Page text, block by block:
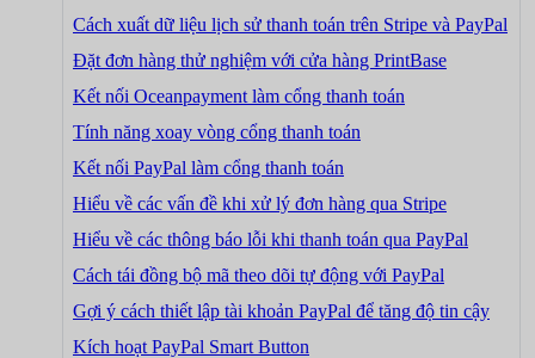
Cách xuất dữ liệu lịch sử thanh toán trên Stripe và PayPal
Đặt đơn hàng thử nghiệm với cửa hàng PrintBase
Kết nối Oceanpayment làm cổng thanh toán
Tính năng xoay vòng cổng thanh toán
Kết nối PayPal làm cổng thanh toán
Hiểu về các vấn đề khi xử lý đơn hàng qua Stripe
Hiểu về các thông báo lỗi khi thanh toán qua PayPal
Cách tái đồng bộ mã theo dõi tự động với PayPal
Gợi ý cách thiết lập tài khoản PayPal để tăng độ tin cậy
Kích hoạt PayPal Smart Button